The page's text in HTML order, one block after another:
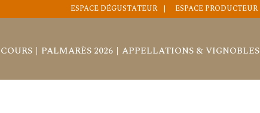
ESPACE DÉGUSTATEUR ESPACE PRODUCTEUR
PALMARÈS 2026 APPELLATIONS & VIGNOBLES